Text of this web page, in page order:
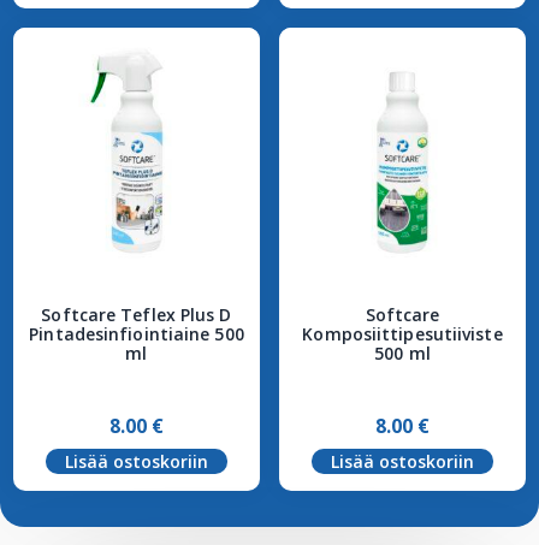
Softcare Teflex Plus D
Pintadesinfiointiaine 500
ml
8.00 €
Lisää ostoskoriin
Softcare
Komposiittipesutiiviste
500 ml
8.00 €
Lisää ostoskoriin